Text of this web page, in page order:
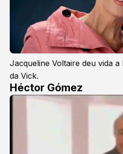
Jacqueline Voltaire deu vida a
da Vick.
Héctor Gómez